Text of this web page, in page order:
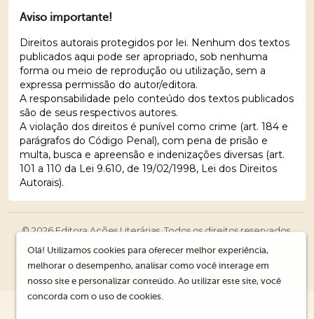
Aviso importante!
Direitos autorais protegidos por lei. Nenhum dos textos
publicados aqui pode ser apropriado, sob nenhuma
forma ou meio de reprodução ou utilização, sem a
expressa permissão do autor/editora.
A responsabilidade pelo conteúdo dos textos publicados
são de seus respectivos autores.
A violação dos direitos é punível como crime (art. 184 e
parágrafos do Código Penal), com pena de prisão e
multa, busca e apreensão e indenizações diversas (art.
101 a 110 da Lei 9.610, de 19/02/1998, Lei dos Direitos
Autorais).
© 2026 Editora Ações Literárias. Todos os direitos reservados.
Olá! Utilizamos cookies para oferecer melhor experiência,
melhorar o desempenho, analisar como você interage em
nosso site e personalizar conteúdo. Ao utilizar este site, você
concorda com o uso de cookies.